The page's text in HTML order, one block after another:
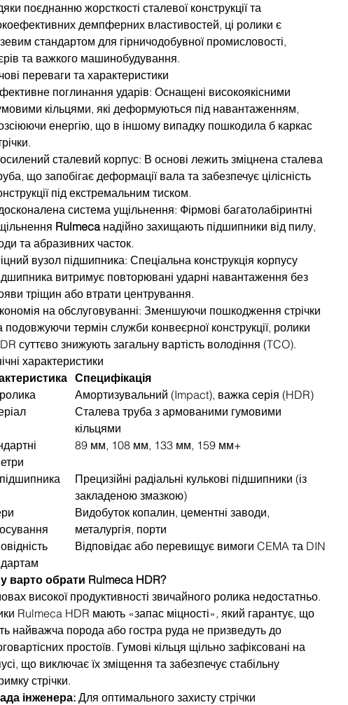
поєднанню жорсткості сталевої конструкції та
демпферних властивостей, ці ролики є
стандартом для гірничодобувної промисловості,
та важкого машинобудування.
переваги та характеристики
поглинання ударів: Оснащені високоякісними
кільцями, які деформуються під навантаженням,
енергію, що в іншому випадку пошкодила б каркас
сталевий корпус: В основі лежить зміцнена сталева
що запобігає деформації вала та забезпечує цілісність
під екстремальним тиском.
система ущільнення: Фірмові багатолабіринтні
Rulmecaнадійно захищають підшипники від пилу,
та абразивних часток.
вузол підшипника: Спеціальна конструкція корпусу
витримує повторювані ударні навантаження без
тріщин або втрати центрування.
на обслуговуванні: Зменшуючи пошкодження стрічки
подовжуючи термін служби конвеєрної конструкції, ролики
суттєво знижують загальну вартість володіння (TCO).
характеристики
Специфікація
Амортизувальний (Impact), важка серія (HDR)
Сталева труба з армованими гумовими
кільцями
89 мм, 108 мм, 133 мм, 159 мм+
Прецизійні радіальні кулькові підшипники (із
закладеною змазкою)
Видобуток копалин, цементні заводи,
металургія, порти
Відповідає або перевищує вимоги CEMA та DIN
варто обрати Rulmeca HDR?
високої продуктивності звичайного ролика недостатньо.
Rulmeca HDR мають «запас міцності», який гарантує, що
найважча порода або гостра руда не призведуть до
простоїв. Гумові кільця щільно зафіксовані на
що виключає їх зміщення та забезпечує стабільну
стрічки.
інженера:Для оптимального захисту стрічки